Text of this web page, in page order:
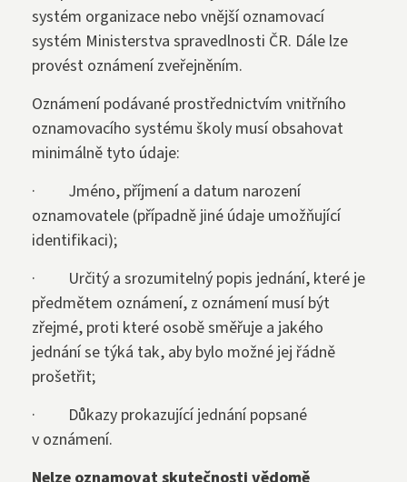
systém organizace nebo vnější oznamovací
systém Ministerstva spravedlnosti ČR. Dále lze
provést oznámení zveřejněním.
Oznámení podávané prostřednictvím vnitřního
oznamovacího systému školy musí obsahovat
minimálně tyto údaje:
· Jméno, příjmení a datum narození
oznamovatele (případně jiné údaje umožňující
identifikaci);
· Určitý a srozumitelný popis jednání, které je
předmětem oznámení, z oznámení musí být
zřejmé, proti které osobě směřuje a jakého
jednání se týká tak, aby bylo možné jej řádně
prošetřit;
· Důkazy prokazující jednání popsané
v oznámení.